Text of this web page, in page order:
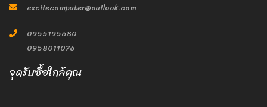
excitecomputer@outlook.com
0955195680
0958011076
จุดรับซื้อใกล้คุณ